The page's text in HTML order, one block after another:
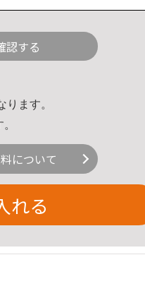
認する
ます。
について
れる